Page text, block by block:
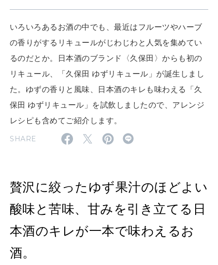
CULTURE
自分を耕す
WORK&MONEY
いい人生って？
MAGAZINE
いろいろあるお酒の中でも、最近はフルーツやハーブ
の香りがするリキュールがじわじわと人気を集めてい
るのだとか。日本酒のブランド〈久保田〉からも初の
リキュール、「久保田 ゆずリキュール」が誕生しまし
た。ゆずの香りと風味、日本酒のキレも味わえる「久
保田 ゆずリキュール」を試飲しましたので、アレンジ
レシピも含めてご紹介します。
SHARE
贅沢に絞ったゆず果汁のほどよい
酸味と苦味、甘みを引き立てる日
本酒のキレが一本で味わえるお
酒。